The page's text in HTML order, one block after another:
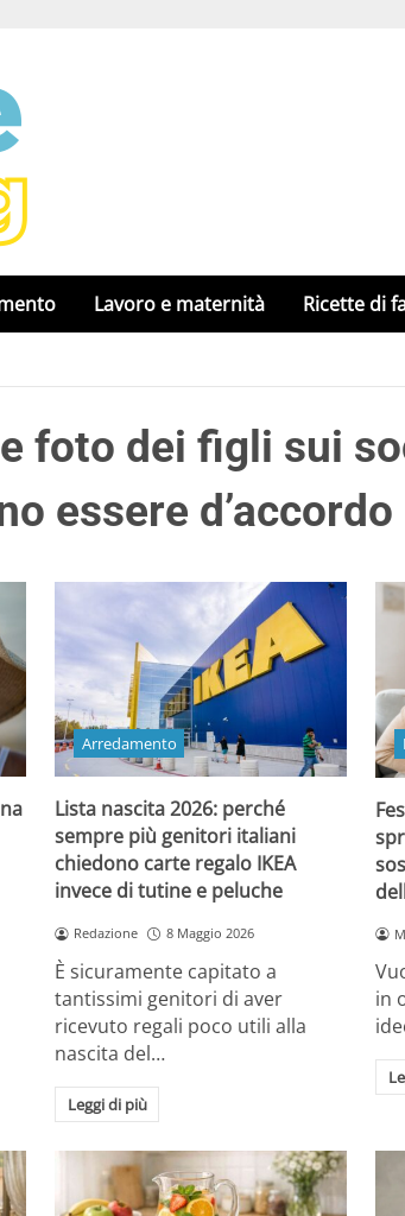
Lavoro e maternità Ricette di
foto dei figli sui
essere d’accordo
Arredamento
Lista nascita 2026: perché
sempre più genitori italiani
chiedono carte regalo IKEA
invece di tutine e peluche
Redazione 8 Maggio 2026
È sicuramente capitato a
tantissimi genitori di aver
ricevuto regali poco utili alla
nascita del…
Leggi di più
in